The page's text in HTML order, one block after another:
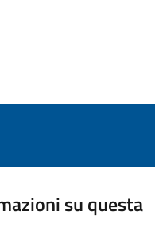
su questa